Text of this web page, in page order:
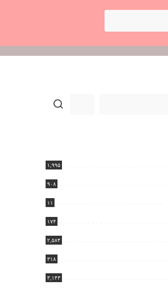
۱,۹۹۵
۹۰۸
۱۱
۱۷۴
۲,۵۸۴
۳۱۸
۳,۱۴۳